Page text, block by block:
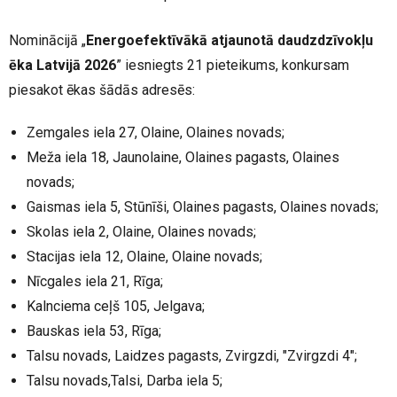
Nominācijā „Energoefektīvākā atjaunotā daudzdzīvokļu
ēka Latvijā 2026” iesniegts 21 pieteikums, konkursam
piesakot ēkas šādās adresēs:
Zemgales iela 27, Olaine, Olaines novads;
Meža iela 18, Jaunolaine, Olaines pagasts, Olaines
novads;
Gaismas iela 5, Stūnīši, Olaines pagasts, Olaines novads;
Skolas iela 2, Olaine, Olaines novads;
Stacijas iela 12, Olaine, Olaine novads;
Nīcgales iela 21, Rīga;
Kalnciema ceļš 105, Jelgava;
Bauskas iela 53, Rīga;
Talsu novads, Laidzes pagasts, Zvirgzdi, "Zvirgzdi 4";
Talsu novads,Talsi, Darba iela 5;